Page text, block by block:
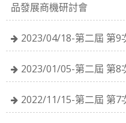
品發展商機研討會
2023/04/18-第二屆 第9
2023/01/05-第二屆 第8
2022/11/15-第二屆 第7